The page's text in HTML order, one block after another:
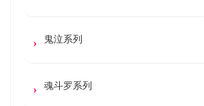
鬼泣系列
魂斗罗系列